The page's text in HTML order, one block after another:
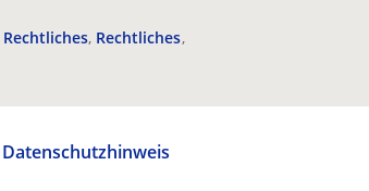
Rechtliches Rechtliches
Datenschutzhinweis